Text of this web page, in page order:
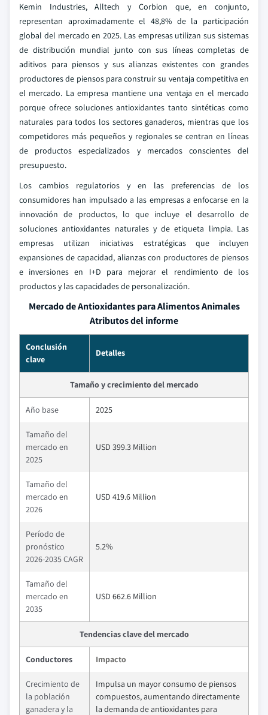
Kemin Industries, Alltech y Corbion que, en conjunto,
representan aproximadamente el 48,8% de la participación
global del mercado en 2025. Las empresas utilizan sus sistemas
de distribución mundial junto con sus líneas completas de
aditivos para piensos y sus alianzas existentes con grandes
productores de piensos para construir su ventaja competitiva en
el mercado. La empresa mantiene una ventaja en el mercado
porque ofrece soluciones antioxidantes tanto sintéticas como
naturales para todos los sectores ganaderos, mientras que los
competidores más pequeños y regionales se centran en líneas
de productos especializados y mercados conscientes del
presupuesto.
Los cambios regulatorios y en las preferencias de los
consumidores han impulsado a las empresas a enfocarse en la
innovación de productos, lo que incluye el desarrollo de
soluciones antioxidantes naturales y de etiqueta limpia. Las
empresas utilizan iniciativas estratégicas que incluyen
expansiones de capacidad, alianzas con productores de piensos
e inversiones en I+D para mejorar el rendimiento de los
productos y las capacidades de personalización.
Mercado de Antioxidantes para Alimentos Animales
Atributos del informe
Conclusión
clave
Detalles
Tamaño y crecimiento del mercado
Año base 2025
Tamaño del
mercado en
2025
USD 399.3 Million
Tamaño del
mercado en
2026
USD 419.6 Million
Período de
pronóstico
2026-2035 CAGR
5.2%
Tamaño del
mercado en
2035
USD 662.6 Million
Tendencias clave del mercado
Conductores Impacto
Crecimiento de
la población
ganadera y la
Impulsa un mayor consumo de piensos
compuestos, aumentando directamente
la demanda de antioxidantes para